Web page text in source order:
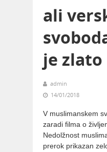
ali
je
admin
14/01/2018
V muslimanskem
zaradi filma o
Nedolžnost
prerok prikazan